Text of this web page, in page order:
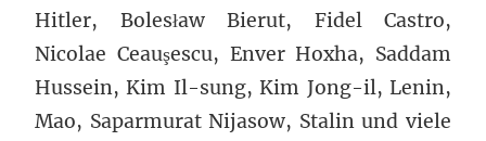
Hitler, Bolesław Bierut, Fidel Castro,
Nicolae Ceauşescu, Enver Hoxha, Saddam
Hussein, Kim Il-sung, Kim Jong-il, Lenin,
Mao, Saparmurat Nijasow, Stalin und viele